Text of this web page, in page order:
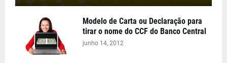
Modelo de Carta ou Declaração para
tirar o nome do CCF do Banco Central
junho 14, 2012